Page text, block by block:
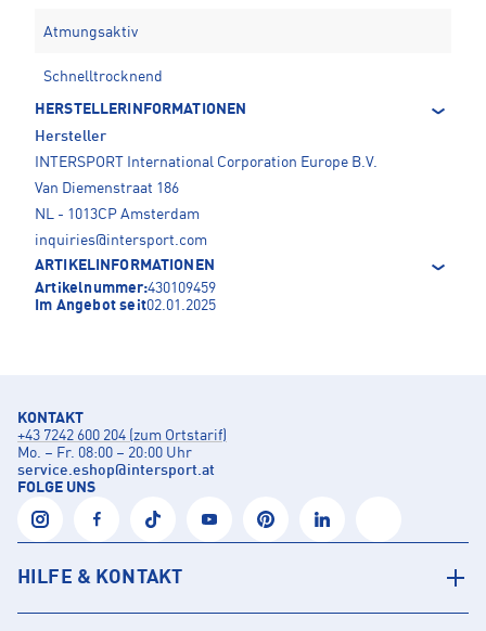
Atmungsaktiv
Schnelltrocknend
HERSTELLERINFORMATIONEN
Hersteller
INTERSPORT International Corporation Europe B.V.
Van Diemenstraat 186
NL - 1013CP Amsterdam
inquiries@intersport.com
ARTIKELINFORMATIONEN
Artikelnummer:430109459
Im Angebot seit02.01.2025
KONTAKT
+43 7242 600 204 (zum Ortstarif)
Mo. – Fr. 08:00 – 20:00 Uhr
service.eshop@intersport.at
FOLGE UNS
HILFE & KONTAKT